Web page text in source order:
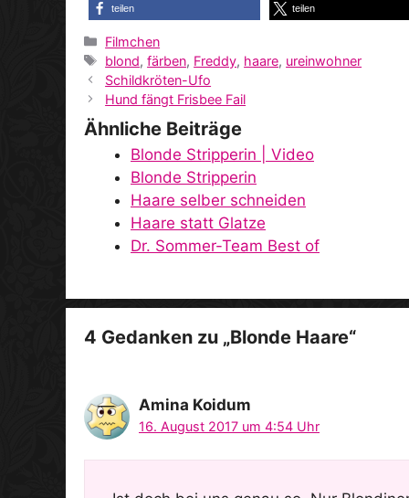
teilen teilen
Kategorien
Filmchen
Schlagwörter
blond,färben, Freddy, haare, ureinwohner
Schildkröten-Ufo
Hund fängt Frisbee Fail
Ähnliche Beiträge
Blonde Stripperin | Video
Blonde Stripperin
Haare selber schneiden
Haare statt Glatze
Dr. Sommer-Team Best of
4 Gedanken zu „Blonde Haare“
Amina Koidum
16. August 2017 um 4:54 Uhr